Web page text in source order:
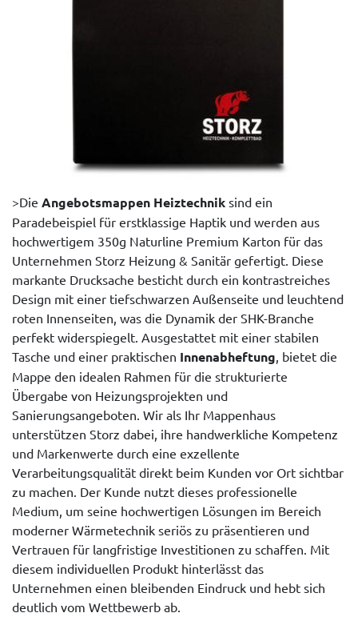
>Die Angebotsmappen Heiztechnik sind ein
Paradebeispiel für erstklassige Haptik und werden aus
hochwertigem 350g Naturline Premium Karton für das
Unternehmen Storz Heizung & Sanitär gefertigt. Diese
markante Drucksache besticht durch ein kontrastreiches
Design mit einer tiefschwarzen Außenseite und leuchtend
roten Innenseiten, was die Dynamik der SHK-Branche
perfekt widerspiegelt. Ausgestattet mit einer stabilen
Tasche und einer praktischen Innenabheftung , bietet die
Mappe den idealen Rahmen für die strukturierte
Übergabe von Heizungsprojekten und
Sanierungsangeboten. Wir als Ihr Mappenhaus
unterstützen Storz dabei, ihre handwerkliche Kompetenz
und Markenwerte durch eine exzellente
Verarbeitungsqualität direkt beim Kunden vor Ort sichtbar
zu machen. Der Kunde nutzt dieses professionelle
Medium, um seine hochwertigen Lösungen im Bereich
moderner Wärmetechnik seriös zu präsentieren und
Vertrauen für langfristige Investitionen zu schaffen. Mit
diesem individuellen Produkt hinterlässt das
Unternehmen einen bleibenden Eindruck und hebt sich
deutlich vom Wettbewerb ab.